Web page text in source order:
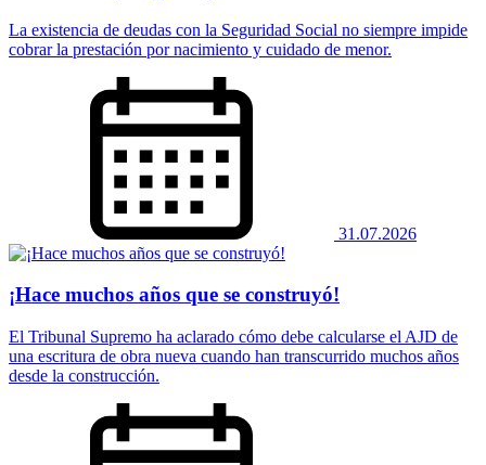
La existencia de deudas con la Seguridad Social no siempre impide
cobrar la prestación por nacimiento y cuidado de menor.
31.07.2026
¡Hace muchos años que se construyó!
El Tribunal Supremo ha aclarado cómo debe calcularse el AJD de
una escritura de obra nueva cuando han transcurrido muchos años
desde la construcción.